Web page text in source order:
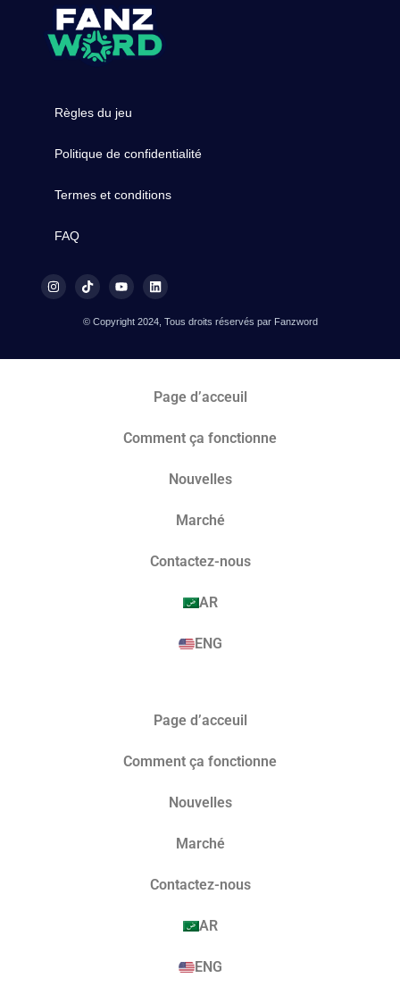
Règles du jeu
Politique de confidentialité
Termes et conditions
FAQ
© Copyright 2024, Tous droits réservés par Fanzword
Page d’acceuil
Comment ça fonctionne
Nouvelles
Marché​
Contactez-nous
AR
ENG
Page d’acceuil
Comment ça fonctionne
Nouvelles
Marché​
Contactez-nous
AR
ENG